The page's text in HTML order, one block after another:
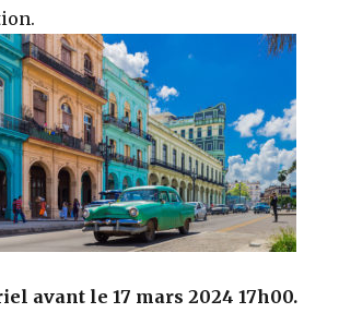
avant le 17 mars 2024 17h00.